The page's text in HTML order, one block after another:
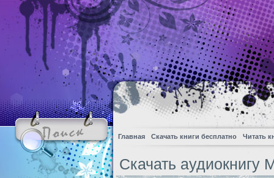
Главная Скачать книги бесплатно Читать
Скачать аудиокнигу